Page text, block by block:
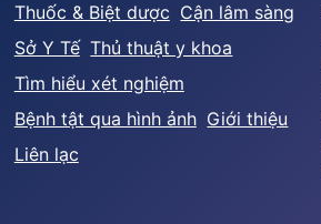
Thuốc & Biệt dược Cận lâm sàng
Sở Y Tế Thủ thuật y khoa
Tìm hiểu xét nghiệm
Bệnh tật qua hình ảnh Giới thiệu
Liên lạc